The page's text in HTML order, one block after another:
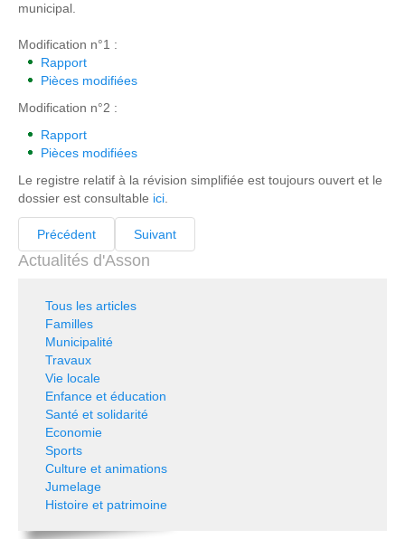
municipal.
Modification n°1 :
Rapport
Pièces modifiées
Modification n°2 :
Rapport
Pièces modifiées
Le registre relatif à la révision simplifiée est toujours ouvert et le
dossier est consultable ici
Précédent Suivant
Actualités d'Asson
Tous les articles
Familles
Municipalité
Travaux
Vie locale
Enfance et éducation
Santé et solidarité
Economie
Sports
Culture et animations
Jumelage
Histoire et patrimoine